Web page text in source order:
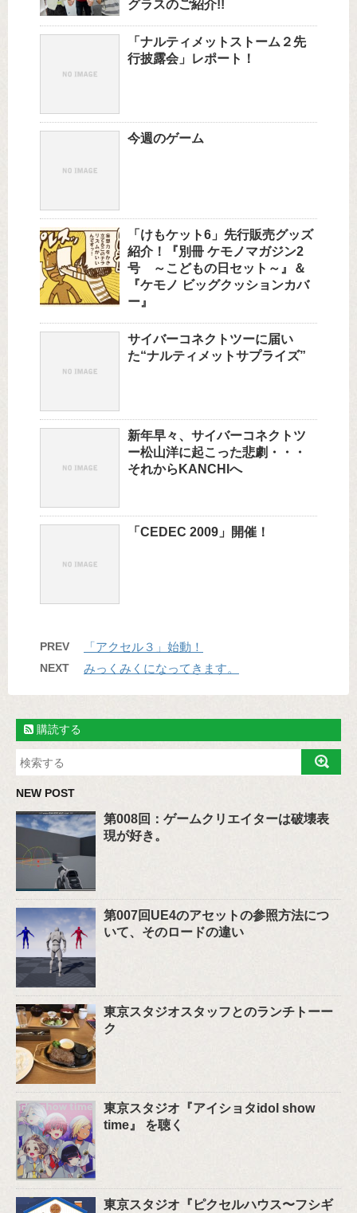
グラスのご紹介!!
「ナルティメットストーム２先
行披露会」レポート！
今週のゲーム
「けもケット6」先行販売グッズ
紹介！『別冊 ケモノマガジン2
号 ～こどもの日セット～』＆
『ケモノ ビッグクッションカバ
ー』
サイバーコネクトツーに届い
た“ナルティメットサプライズ”
新年早々、サイバーコネクトツ
ー松山洋に起こった悲劇・・・
それからKANCHIへ
「CEDEC 2009」開催！
PREV 「アクセル３」始動！
NEXT みっくみくになってきます。
購読する
NEW POST
第008回：ゲームクリエイターは破壊表
現が好き。
第007回UE4のアセットの参照方法につ
いて、そのロードの違い
東京スタジオスタッフとのランチトーー
ク
東京スタジオ『アイショタidol show
time』 を聴く
東京スタジオ『ピクセルハウス〜フシギ